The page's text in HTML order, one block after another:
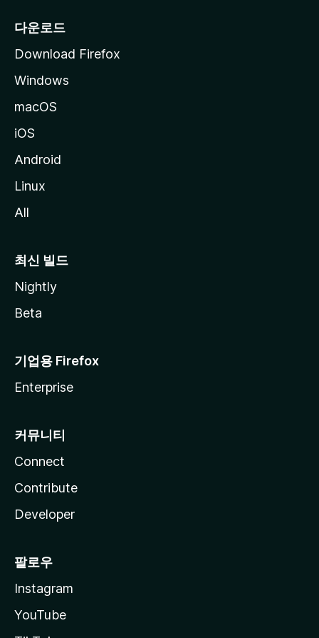
다운로드
Download Firefox
Windows
macOS
iOS
Android
Linux
All
최신 빌드
Nightly
Beta
기업용 Firefox
Enterprise
커뮤니티
Connect
Contribute
Developer
팔로우
Instagram
YouTube